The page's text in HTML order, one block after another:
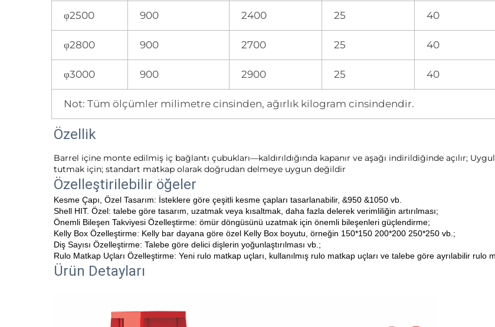
φ2500 900 2400 25 40
φ2800 900 2700 25 40
φ3000 900 2900 25 40
Not: Tüm ölçümler milimetre cinsinden, ağırlık kilogram cinsindendir.
Özellik
Barrel içine monte edilmiş iç bağlantı çubukları—kaldırıldığında kapanır ve aşağı indirildiğinde açılır;
tutmak için; standart matkap olarak doğrudan delmeye uygun değildir
Özelleştirilebilir öğeler
Kesme Çapı, Özel Tasarım: İsteklere göre çeşitli kesme çapları tasarlanabilir, &950 &1050 vb.
Shell HIT. Özel: talebe göre tasarım, uzatmak veya kısaltmak, daha fazla delerek verimliliğin artırılması;
Önemli Bileşen Takviyesi Özelleştirme: ömür döngüsünü uzatmak için önemli bileşenleri güçlendirme;
Kelly Box Özelleştirme: Kelly bar dayana göre özel Kelly Box boyutu, örneğin 150*150 200*200 250*250 vb.;
Diş Sayısı Özelleştirme: Talebe göre delici dişlerin yoğunlaştırılması vb.;
Rulo Matkap Uçları Özelleştirme: Yeni rulo matkap uçları, kullanılmış rulo matkap uçları ve talebe göre ayrılabilir rulo
Ürün Detayları